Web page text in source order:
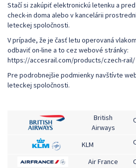
Stačí si zakúpiť elektronickú letenku a
check-in doma alebo v kancelárii
leteckej spoločnosti.
V prípade, že je časť letu operovaná
odbaviť on-line a to cez webové stránky:
https://accesrail.com/products/czech-rail/
Pre podrobnejšie podmienky navštívte
leteckej spoločnosti.
British
Airways
KLM
Air France